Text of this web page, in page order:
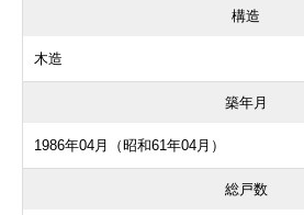
構造
木造
築年月
1986年04月（昭和61年04月）
総戸数